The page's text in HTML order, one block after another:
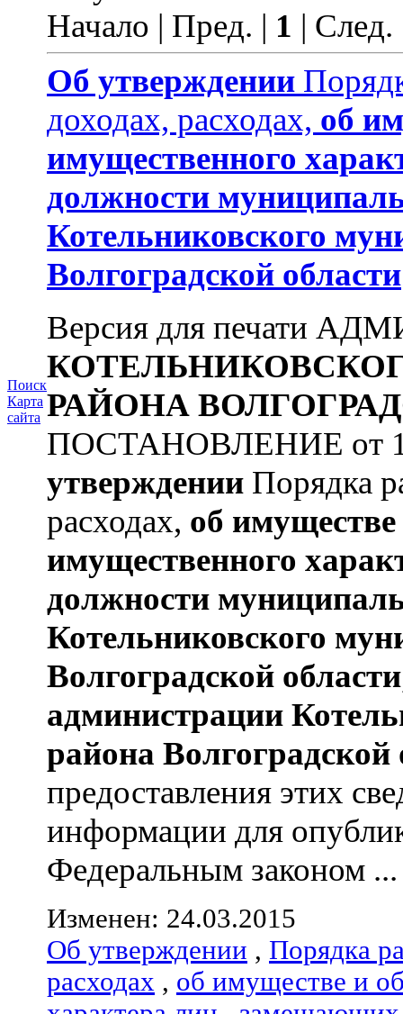
Поиск
Карта
сайта
Начало | Пред. | 1 |
Об утверждении
доходах, расходах, об
имущественного
должности
Котельниковского
Волгоградской области
Версия для печати
РАЙОНА
ПОСТАНОВЛЕНИЕ от
утверждении Порядка
расходах, об имуществе
имущественного
должности
Котельниковского
Волгоградской области
администрации
района Волгоградской
предоставления этих
информации для
Федеральным законом ...
Изменен: 24.03.2015
Об утверждении , Порядка
расходах , об имуществе и